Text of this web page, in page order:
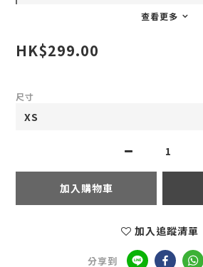
查看更多
HK$299.00
尺寸
加入購物車
加入追蹤清單
分享到